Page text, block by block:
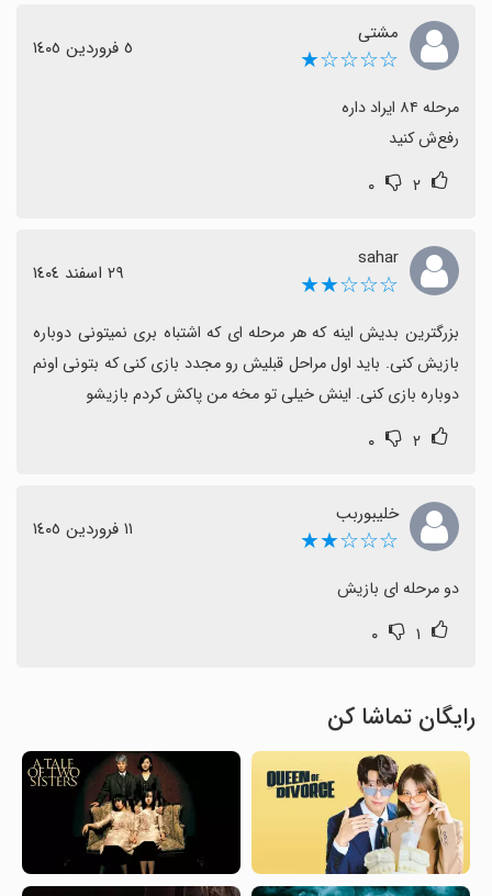
مشتی
☆☆☆☆★ ٥ فروردین ١٤٠٥
رفع‌ش کنید
۲ ۰
sahar
☆☆☆★★ ٢٩ اسفند ١٤٠٤
دوباره بازی کنی. اینش خیلی تو مخه من پاکش کردم بازیشو
۲ ۰
خلیبوربب
☆☆☆★★ ١١ فروردین ١٤٠٥
دو مرحله ای بازیش
۱ ۰
رایگان تماشا کن